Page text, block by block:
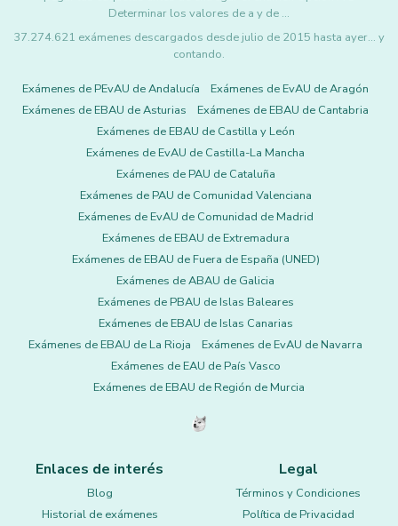
Determinar los valores de a y de …
37.274.621 exámenes descargados desde julio de 2015 hasta ayer... y
contando.
Exámenes de PEvAU de Andalucía
Exámenes de EvAU de Aragón
Exámenes de EBAU de Asturias
Exámenes de EBAU de Cantabria
Exámenes de EBAU de Castilla y León
Exámenes de EvAU de Castilla-La Mancha
Exámenes de PAU de Cataluña
Exámenes de PAU de Comunidad Valenciana
Exámenes de EvAU de Comunidad de Madrid
Exámenes de EBAU de Extremadura
Exámenes de EBAU de Fuera de España (UNED)
Exámenes de ABAU de Galicia
Exámenes de PBAU de Islas Baleares
Exámenes de EBAU de Islas Canarias
Exámenes de EBAU de La Rioja
Exámenes de EvAU de Navarra
Exámenes de EAU de País Vasco
Exámenes de EBAU de Región de Murcia
Enlaces de interés
Blog
Historial de exámenes
Legal
Términos y Condiciones
Política de Privacidad